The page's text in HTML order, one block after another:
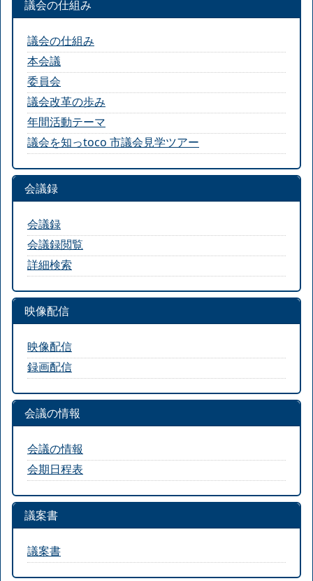
議会の仕組み
議会の仕組み
本会議
委員会
議会改革の歩み
年間活動テーマ
議会を知っtoco 市議会見学ツアー
会議録
会議録
会議録閲覧
詳細検索
映像配信
映像配信
録画配信
会議の情報
会議の情報
会期日程表
議案書
議案書